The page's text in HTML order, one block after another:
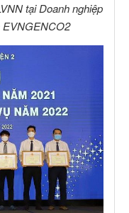
tại Doanh nghiệp
EVNGENCO2